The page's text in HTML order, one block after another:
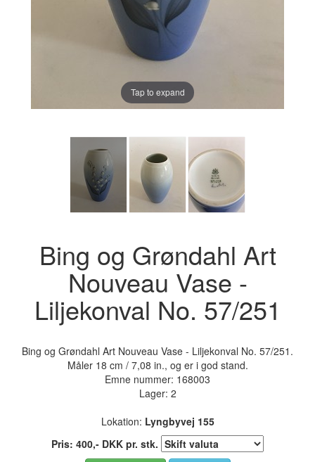
Tap to expand
Bing og Grøndahl Art
Nouveau Vase -
Liljekonval No. 57/251
Bing og Grøndahl Art Nouveau Vase - Liljekonval No. 57/251.
Måler 18 cm / 7,08 in., og er i god stand.
Emne nummer: 168003
Lager: 2
Lokation: Lyngbyvej 155
Pris: 400,- DKK pr. stk.